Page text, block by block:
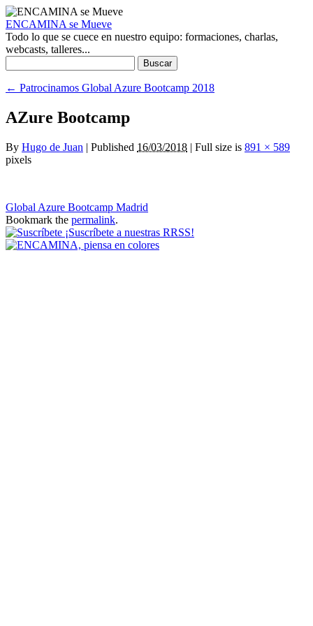
ENCAMINA se Mueve
Todo lo que se cuece en nuestro equipo: formaciones, charlas,
webcasts, talleres...
← Patrocinamos Global Azure Bootcamp 2018
AZure Bootcamp
By Hugo de Juan | Published 16/03/2018 | Full size is 891 × 589
pixels
Global Azure Bootcamp Madrid
Bookmark the permalink.
¡Suscríbete a nuestras RRSS!